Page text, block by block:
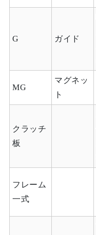
G ガイド
MG
マグネッ
ト
クラッチ
板
フレーム
一式